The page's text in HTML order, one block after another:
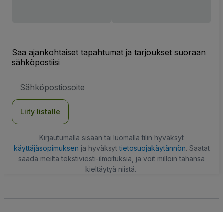
Saa ajankohtaiset tapahtumat ja tarjoukset suoraan
sähköpostiisi
Liity listalle
Kirjautumalla sisään tai luomalla tilin hyväksyt
käyttäjäsopimuksen ja hyväksyttietosuojakäytännön. Saatat
saada meiltä tekstiviesti-ilmoituksia, ja voit milloin tahansa
kieltäytyä niistä.